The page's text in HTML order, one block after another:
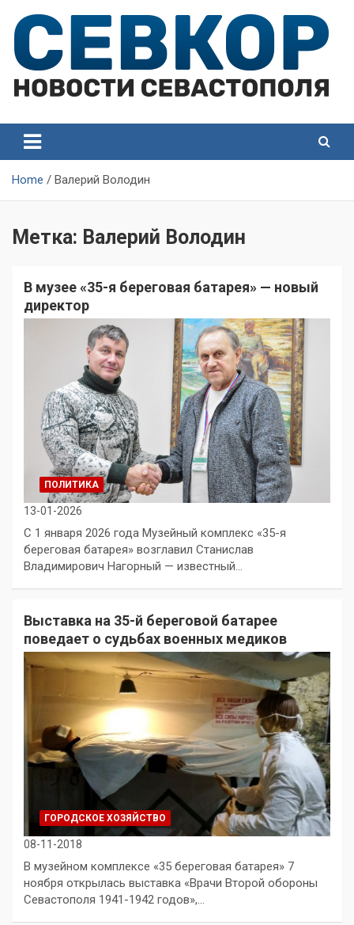
content
Севастополя
Севастополя
Home Валерий Володин
Метка: Валерий Володин
В музее «35-я береговая батарея» — новый
директор
ПОЛИТИКА
13-01-2026
С 1 января 2026 года Музейный комплекс «35-я
береговая батарея» возглавил Станислав
Владимирович Нагорный — известный…
Выставка на 35-й береговой батарее
поведает о судьбах военных медиков
ГОРОДСКОЕ ХОЗЯЙСТВО
08-11-2018
В музейном комплексе «35 береговая батарея» 7
ноября открылась выставка «Врачи Второй обороны
Севастополя 1941-1942 годов»,…